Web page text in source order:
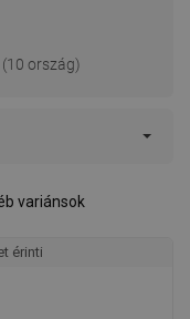
(10 ország)
variánsok
érinti